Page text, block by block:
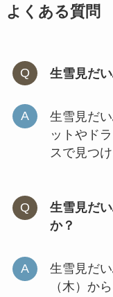
よくある質問
生雪見だ
生雪見だ
ットやド
スで見つ
生雪見だ
か？
生雪見だ
（木）か